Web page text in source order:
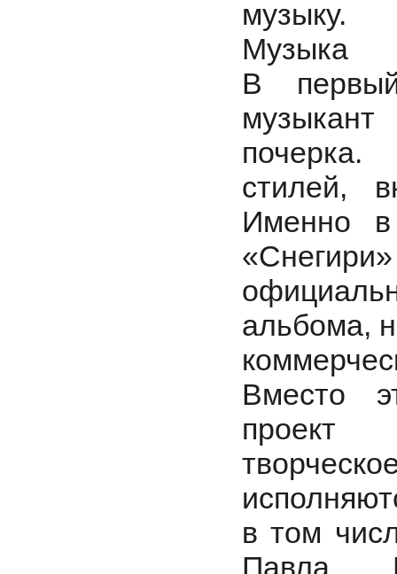
музыку.
Музыка
В
музыкант
стилей,
Именно
альбома,
Вместо
проект
в том
Павла